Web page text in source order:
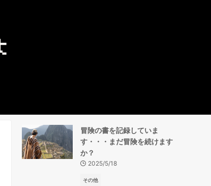
冒険の書を記録していま
す・・・まだ冒険を続けます
か？
2025/5/18
その他